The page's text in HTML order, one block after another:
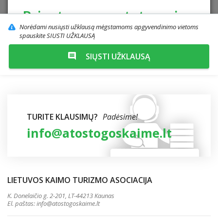
Privatumo nustatymai
Siekdami pagerinti Jūsų naršymo kokybę,
naudojame slapukus (angl. cookies).
Susipažinkite su mūsų"Slapukų politika".
Atmesti Priimti visus
Norėdami nusiųsti užklausą mėgstamoms apgyvendinimo vietoms
spauskite SIUSTI UŽKLAUSĄ
SIŲSTI UŽKLAUSĄ
TURITE KLAUSIMŲ? Padėsime!
info@atostogoskaime.lt
LIETUVOS KAIMO TURIZMO ASOCIACIJA
K. Donelaičio g. 2-201, LT-44213 Kaunas
El. paštas:info@atostogoskaime.lt